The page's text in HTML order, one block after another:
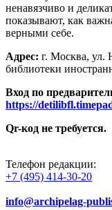
ненавязчиво и
показывают, как
верными себе.
Адрес: г. Москва, ул.
библиотеки
Вход по
https://
Qr-код не требуется.
Телефон редакции:
+7 (495) 414-30-20
info@archipelag-